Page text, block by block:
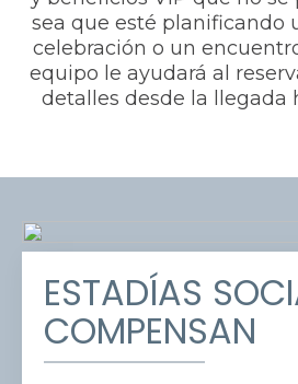
sea que esté planificando
celebración o un
equipo le ayudará al
detalles desde la llegada
ESTADÍAS
COMPENSAN